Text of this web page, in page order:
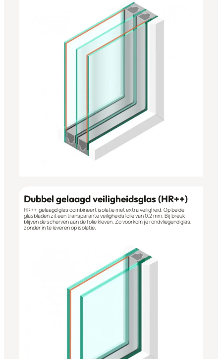
Dubbel gelaagd veiligheidsglas (HR++)
HR++-gelaagd glas combineert isolatie met extra veiligheid. Op beide
glasbladen zit een transparante veiligheidsfolie van 0,2 mm. Bij breuk
blijven de scherven aan de folie kleven. Zo voorkom je rondvliegend glas,
zonder in te leveren op isolatie.